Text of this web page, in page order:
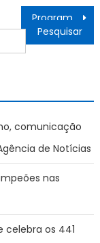
comunicação
de Notícias
nas
celebra os 441